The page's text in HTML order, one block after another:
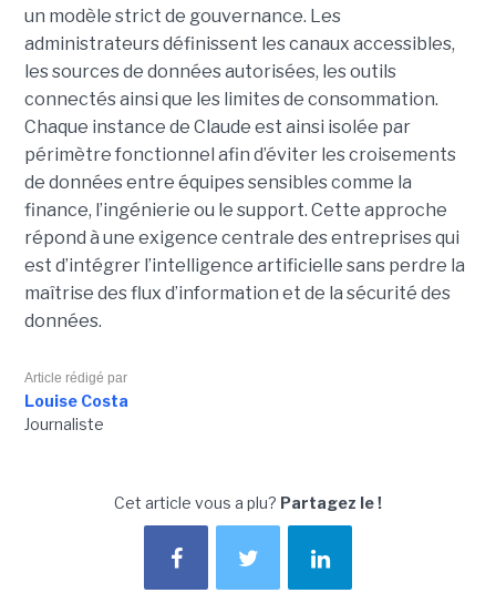
un modèle strict de gouvernance. Les
administrateurs définissent les canaux accessibles,
les sources de données autorisées, les outils
connectés ainsi que les limites de consommation.
Chaque instance de Claude est ainsi isolée par
périmètre fonctionnel afin d’éviter les croisements
de données entre équipes sensibles comme la
finance, l’ingénierie ou le support. Cette approche
répond à une exigence centrale des entreprises qui
est d’intégrer l’intelligence artificielle sans perdre la
maîtrise des flux d’information et de la sécurité des
données.
Article rédigé par
Louise Costa
Journaliste
Cet article vous a plu? Partagez le !